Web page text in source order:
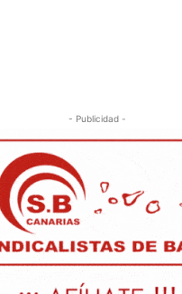
- Publicidad -